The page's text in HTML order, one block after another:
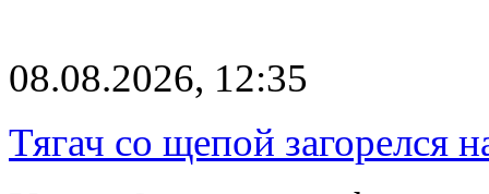
08.08.2026, 12:35
Тягач со щепой загорелся